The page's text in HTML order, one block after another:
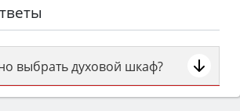
выбрать духовой шкаф?
с типом (газовый или